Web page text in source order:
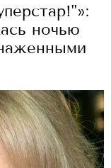
ночью